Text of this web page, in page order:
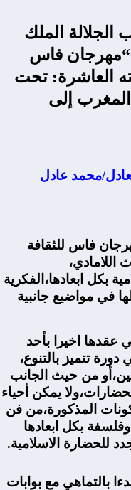
الملك
فاس
العاشرة: تحت
إلى
محمد عادل
فاس للثقافة
اللامادي،
بكل ابعادها،الفكرية
في مواضيع جانبية
عقدها اخيرا بأحد
تتميز بالتنوع،
من حيث الجانب
يمكن أحياء
المذكورة،من فن
بكل ابعادها
للحضارة الاسلامية.
بالتماهي مع بوابات